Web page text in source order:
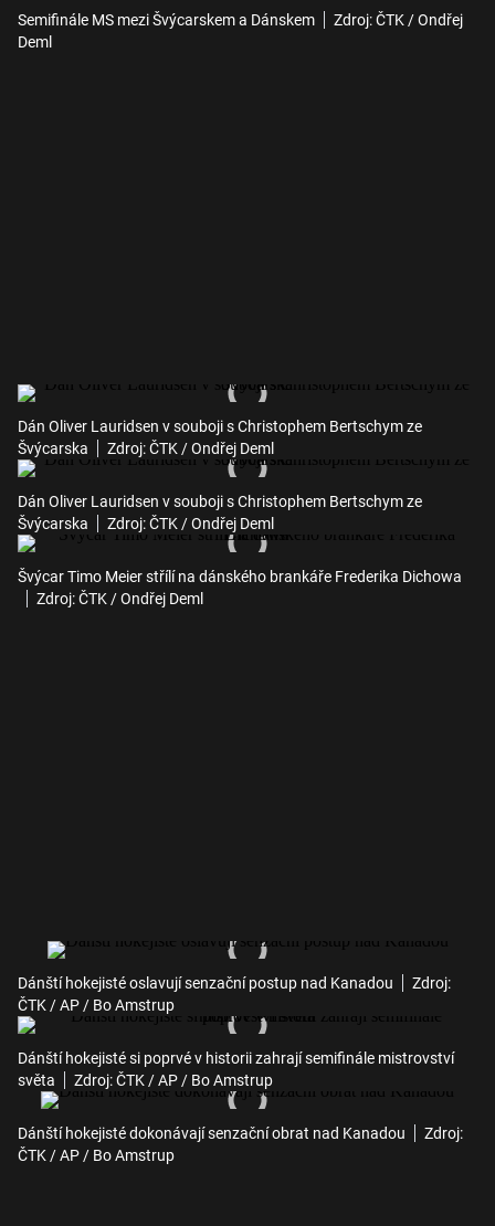
Semifinále MS mezi Švýcarskem a Dánskem
Zdroj: ČTK / Ondřej
Deml
Dán Oliver Lauridsen v souboji s Christophem Bertschym ze
Švýcarska
Zdroj: ČTK / Ondřej Deml
Dán Oliver Lauridsen v souboji s Christophem Bertschym ze
Švýcarska
Zdroj: ČTK / Ondřej Deml
Švýcar Timo Meier střílí na dánského brankáře Frederika Dichowa
Zdroj: ČTK / Ondřej Deml
Dánští hokejisté oslavují senzační postup nad Kanadou
Zdroj:
ČTK / AP / Bo Amstrup
Dánští hokejisté si poprvé v historii zahrají semifinále mistrovství
světa
Zdroj: ČTK / AP / Bo Amstrup
Dánští hokejisté dokonávají senzační obrat nad Kanadou
Zdroj:
ČTK / AP / Bo Amstrup